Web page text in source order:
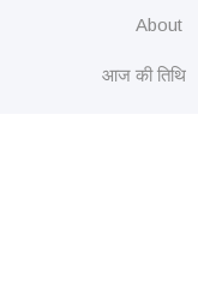
About
आज की तिथि